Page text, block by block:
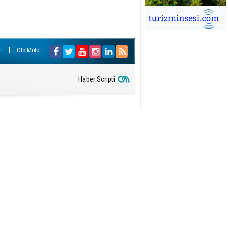
GÖK
Oto Moto
Haber Scripti